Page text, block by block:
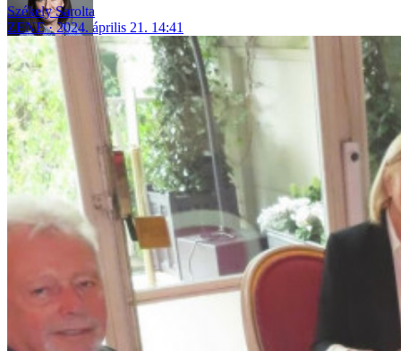
Székely Sarolta
ZENE
2024. április 21. 14:41